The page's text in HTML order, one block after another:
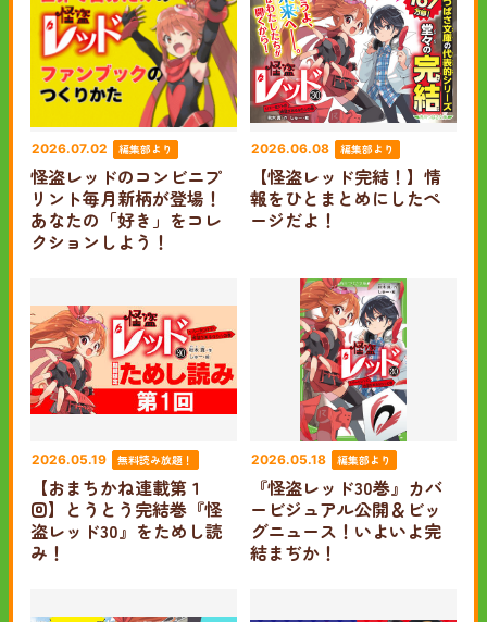
2026.07.02 編集部より
怪盗レッドのコンビニプ
リント毎月新柄が登場！
あなたの「好き」をコレ
クションしよう！
2026.06.08 編集部より
【怪盗レッド完結！】情
報をひとまとめにしたペ
ージだよ！
2026.05.19 無料読み放題！
【おまちかね連載第１
回】とうとう完結巻『怪
盗レッド30』をためし読
み！
2026.05.18 編集部より
『怪盗レッド30巻』カバ
ービジュアル公開＆ビッ
グニュース！いよいよ完
結まぢか！